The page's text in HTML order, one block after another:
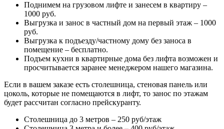
Поднимем на грузовом лифте и занесем в квартиру –
1000 руб.
Выгрузка и занос в частный дом на первый этаж – 1000
руб.
Выгрузка к подъезду/частному дому без заноса в
помещение – бесплатно.
Подъем кухни в квартирные дома без лифта возможен и
просчитывается заранее менеджером нашего магазина.
Если в вашем заказе есть столешница, стеновая панель или
цоколь, которые не помещаются в лифт, то занос по этажам
будет рассчитан согласно прейскуранту.
Столешница до 3 метров – 250 руб/этаж